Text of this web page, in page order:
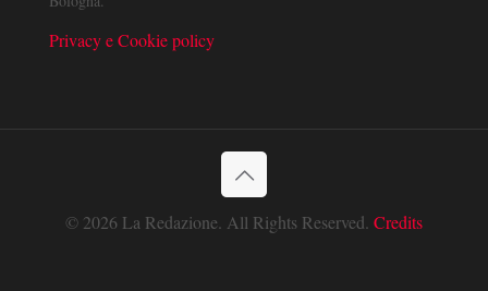
Privacy e Cookie policy
© 2026 La Redazione. All Rights Reserved. Credits